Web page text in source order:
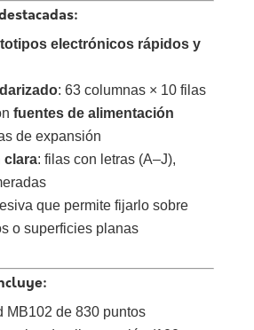
electrónicos rápidos y
: 63 columnas × 10 filas
fuentes de alimentación
de expansión
clara: filas con letras (A–J),
que permite fijarlo sobre
o superficies planas
MB102 de 830 puntos